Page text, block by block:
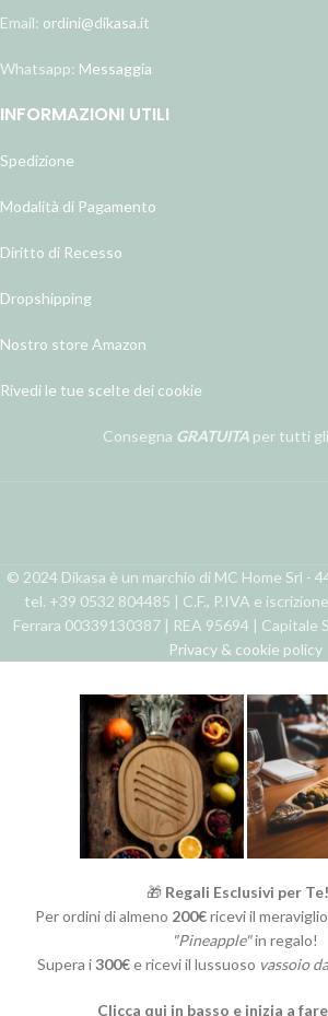
Email: ordini@dikasa.it
Whatsapp: Messaggia
INFORMAZIONI UTILI
Spedizione
Modalità di Pagamento
Diritto di Recesso
Dropshipping
Nostro store Amazon
Rivedi le tue scelte dei cookie
Consegna GRATUITA per tutti
© 2024 Dikasa è un marchio di MC Home Srl -
tel. +39 0532 804485 | C.F., P.IVA e
Ferrara 00339130387 | REA 95694 | Capitale
Privacy & cookie policy
🎁 Regali Esclusivi per
Per ordini di almeno 200€ricevi il
"Pineapple"in regalo!
Supera i300€e ricevi il lussuoso vassoio
Clicca qui in basso e inizia a